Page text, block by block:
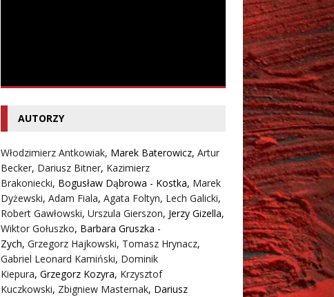
AUTORZY
Włodzimierz Antkowiak, Marek Baterowicz, Artur
Becker, Dariusz Bitner, Kazimierz
Brakoniecki, Bogusław Dąbrowa - Kostka, Marek
Dyżewski, Adam Fiala, Agata Foltyn, Lech Galicki,
Robert Gawłowski, Urszula Gierszon, Jerzy Gizella,
Wiktor Gołuszko, Barbara Gruszka -
Zych, Grzegorz Hajkowski, Tomasz Hrynacz,
Gabriel Leonard Kamiński, Dominik
Kiepura, Grzegorz Kozyra, Krzysztof
Kuczkowski, Zbigniew Masternak, Dariusz